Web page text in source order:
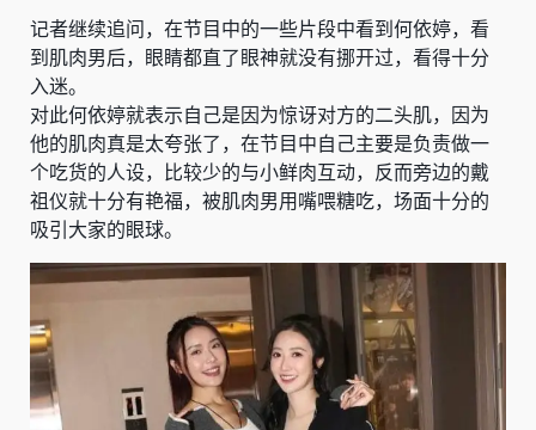
记者继续追问，在节目中的一些片段中看到何依婷，看
到肌肉男后，眼睛都直了眼神就没有挪开过，看得十分
入迷。
对此何依婷就表示自己是因为惊讶对方的二头肌，因为
他的肌肉真是太夸张了，在节目中自己主要是负责做一
个吃货的人设，比较少的与小鲜肉互动，反而旁边的戴
祖仪就十分有艳福，被肌肉男用嘴喂糖吃，场面十分的
吸引大家的眼球。